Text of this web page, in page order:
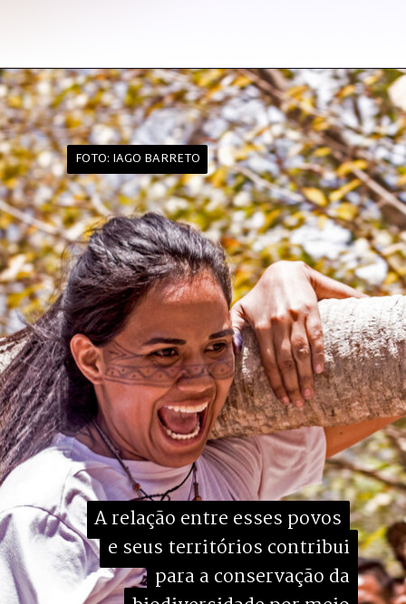
FOTO: IAGO BARRETO
FOTO: IAGO BARRETO
A relação entre esses povos
e seus territórios contribui
para a conservação da
A relação entre esses povos
e seus territórios contribui
para a conservação da